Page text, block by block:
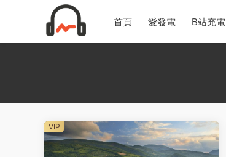
首頁 愛發電 B站充電
VIP